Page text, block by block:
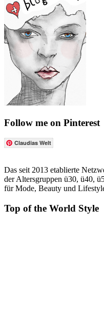
Follow me on Pinterest
Claudias Welt
Das seit 2013 etablierte
der Altersgruppen ü30, ü40,
für Mode, Beauty und
Top of the World Style